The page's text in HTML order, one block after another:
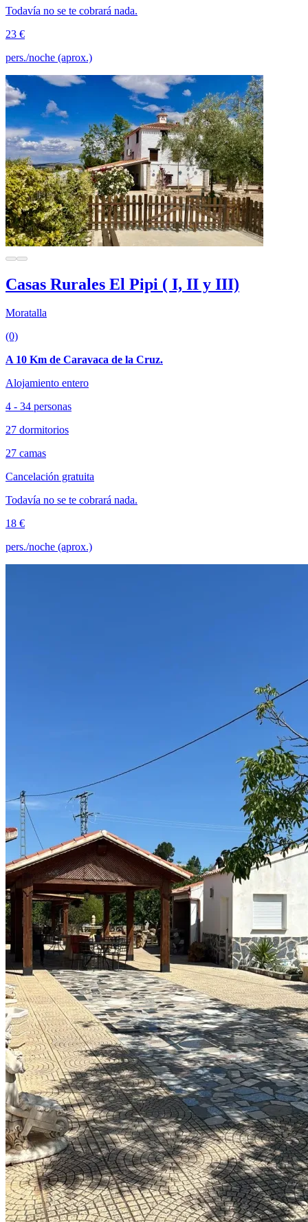
Todavía no se te cobrará nada.
23 €
pers./noche (aprox.)
Casas Rurales El Pipi ( I, II y III)
Moratalla
(0)
A 10 Km de Caravaca de la Cruz.
Alojamiento entero
4 - 34 personas
27 dormitorios
27 camas
Cancelación gratuita
Todavía no se te cobrará nada.
18 €
pers./noche (aprox.)